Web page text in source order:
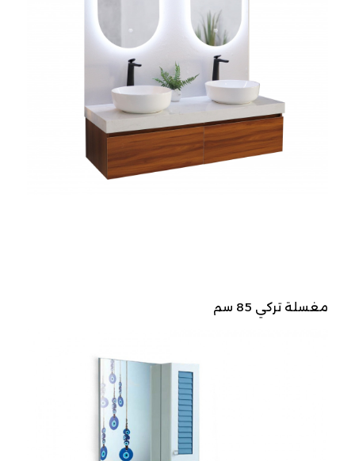
مغسلة تركي 85 سم